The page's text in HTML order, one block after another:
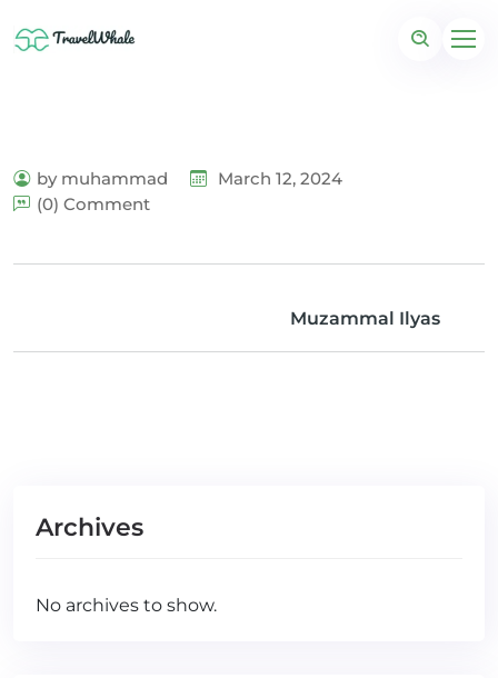
by muhammad
March 12, 2024
(0) Comment
Muzammal Ilyas
Archives
No archives to show.